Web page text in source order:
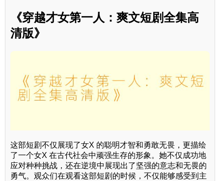
《穿越才女第一人：爽文短剧全集高
清版》
这部短剧不仅展现了女X 的聪明才智和勇敢无畏，更描绘
了一个女X 在古代社会中顽强生存的形象。她不仅成功地
应对种种挑战，还在逆境中展现出了坚强的意志和无畏的
勇气。观众们在观看这部短剧的时候，不仅能够感受到主